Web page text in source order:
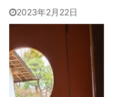
2023年2月22日